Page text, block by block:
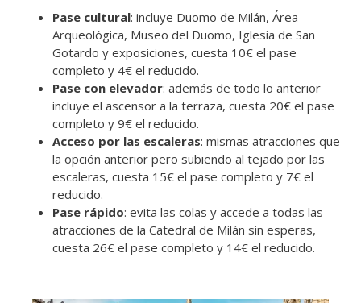
Pase cultural: incluye Duomo de Milán, Área
Arqueológica, Museo del Duomo, Iglesia de San
Gotardo y exposiciones, cuesta 10€ el pase
completo y 4€ el reducido.
Pase con elevador: además de todo lo anterior
incluye el ascensor a la terraza, cuesta 20€ el pase
completo y 9€ el reducido.
Acceso por las escaleras: mismas atracciones que
la opción anterior pero subiendo al tejado por las
escaleras, cuesta 15€ el pase completo y 7€ el
reducido.
Pase rápido: evita las colas y accede a todas las
atracciones de la Catedral de Milán sin esperas,
cuesta 26€ el pase completo y 14€ el reducido.